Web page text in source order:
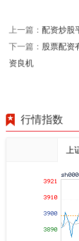
上一篇： 配资炒股
下一篇： 股票配资
资良机
行情指数
上